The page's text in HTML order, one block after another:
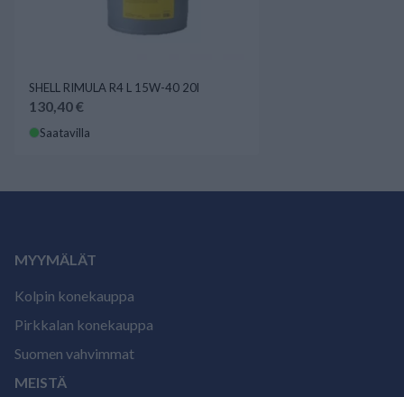
SHELL RIMULA R4 L 15W-40 20l
130,40 €
Saatavilla
MYYMÄLÄT
Kolpin konekauppa
Pirkkalan konekauppa
Suomen vahvimmat
MEISTÄ